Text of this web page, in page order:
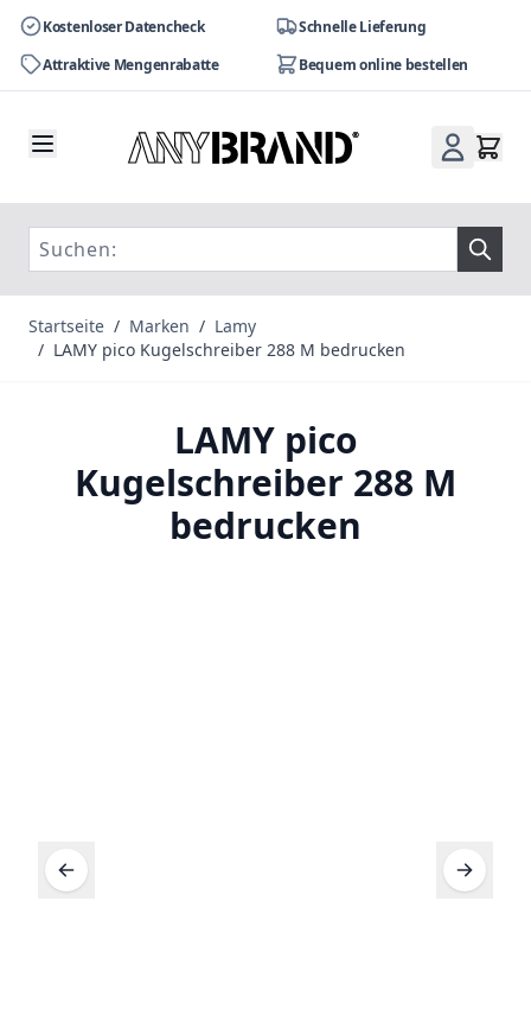
Kostenloser Datencheck
Schnelle Lieferung
Attraktive Mengenrabatte
Bequem online bestellen
Startseite / Marken / Lamy
/ LAMY pico Kugelschreiber 288 M bedrucken
LAMY pico
Kugelschreiber 288 M
bedrucken